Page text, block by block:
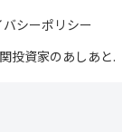
バシーポリシー
投資家のあしあと.